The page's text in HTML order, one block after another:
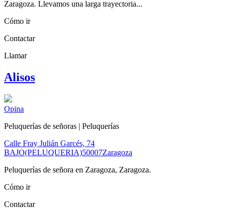
Zaragoza. Llevamos una larga trayectoria...
Cómo ir
Contactar
Llamar
Alisos
Opina
Peluquerías de señoras | Peluquerías
Calle Fray Julián Garcés, 74
BAJO(PELUQUERIA)50007Zaragoza
Peluquerías de señora en Zaragoza, Zaragoza.
Cómo ir
Contactar